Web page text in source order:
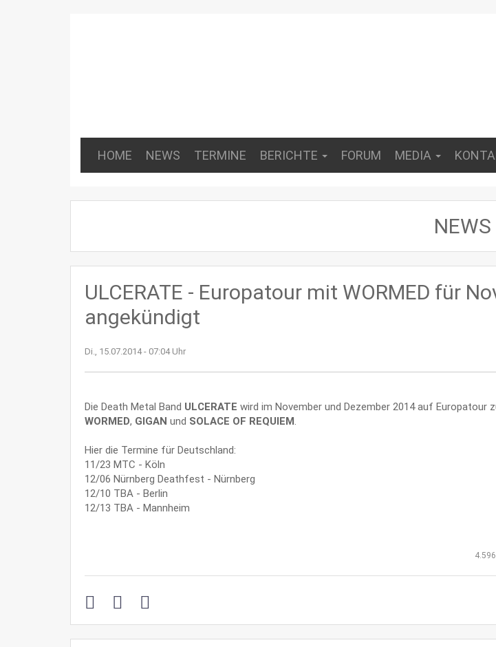
HOME NEWS TERMINE BERICHTE FORUM MEDIA
NEWS
ULCERATE - Europatour mit WORMED für
angekündigt
Di., 15.07.2014 - 07:04 Uhr
Die Death Metal Band ULCERATE wird im November und Dezember 2014 auf Europatour
WORMED, GIGAN und SOLACE OF REQUIEM
Hier die Termine für Deutschland:
11/23 MTC - Köln
12/06 Nürnberg Deathfest - Nürnberg
12/10 TBA - Berlin
12/13 TBA - Mannheim